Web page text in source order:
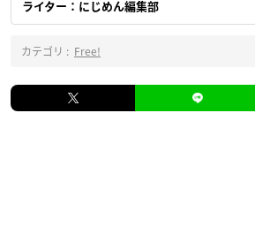
ライター：にじめん編集部
カテゴリ : Free!